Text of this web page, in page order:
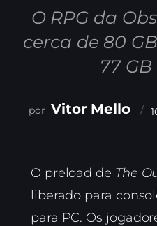
O RPG da
cerca de 80
77 GB
Vitor Mello
O preload de The
liberado para
para PC. Os